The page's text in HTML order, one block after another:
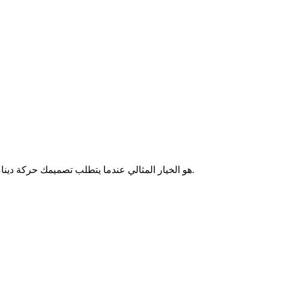
Flexible PCB هو الخيار المثالي عندما يتطلب تصميمك حركة ديناميكية أو تحسين المساحة أو تقليل الوزن. قيمة خاصة في التطبيقات حيث الموثوقية تحت الانحناء المتكرر أمر بالغ الأهمية.